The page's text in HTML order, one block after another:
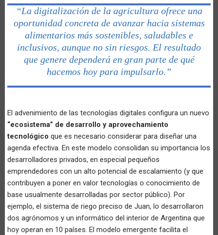
“La digitalización de la agricultura ofrece una
oportunidad concreta de avanzar hacia sistemas
alimentarios más sostenibles, saludables e
inclusivos, aunque no sin riesgos. El resultado
que genere dependerá en gran parte de qué
hacemos hoy para impulsarlo.”
El advenimiento de las tecnologías digitales configura un nuevo
“ecosistema” de desarrollo y aprovechamiento
tecnológico que es necesario considerar para diseñar una
agenda efectiva. En este modelo consolidan su importancia los
desarrolladores privados, en especial pequeños
emprendedores con un alto potencial de escalamiento (y que
contribuyen a poner en valor tecnologías o conocimiento de
base usualmente desarrolladas por sector público). Por
ejemplo, el sistema de riego preciso de Juan, lo desarrollaron
dos agrónomos y un informático del interior de Argentina que
hoy operan en 10 países. El modelo emergente facilita el